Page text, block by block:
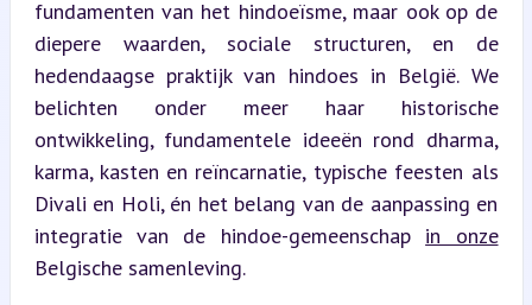
fundamenten van het hindoeïsme, maar ook op de
diepere waarden, sociale structuren, en de
hedendaagse praktijk van hindoes in België. We
belichten onder meer haar historische
ontwikkeling, fundamentele ideeën rond dharma,
karma, kasten en reïncarnatie, typische feesten als
Divali en Holi, én het belang van de aanpassing en
integratie van de hindoe-gemeenschap in onze
Belgische samenleving.